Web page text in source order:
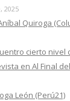
2025
Aníbal Quiroga
cierto nivel
en Al Final
León (Perú21)